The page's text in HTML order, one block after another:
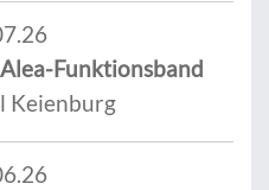
Funktionsband
Keienburg